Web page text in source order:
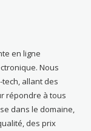
en ligne
Nous
allant des
répondre à tous
dans le domaine,
des prix